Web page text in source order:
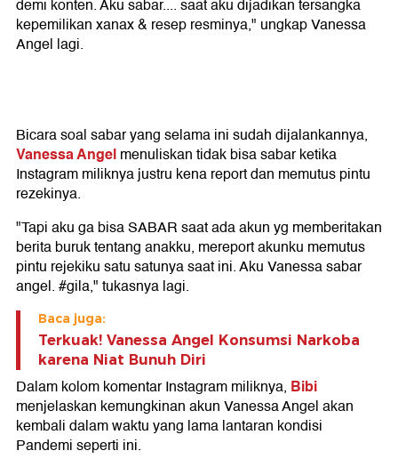
demi konten. Aku sabar.... saat aku dijadikan tersangka
kepemilikan xanax & resep resminya," ungkap Vanessa
Angel lagi.
Bicara soal sabar yang selama ini sudah dijalankannya,
Vanessa Angelmenuliskan tidak bisa sabar ketika
Instagram miliknya justru kena report dan memutus pintu
rezekinya.
"Tapi aku ga bisa SABAR saat ada akun yg memberitakan
berita buruk tentang anakku, mereport akunku memutus
pintu rejekiku satu satunya saat ini. Aku Vanessa sabar
angel. #gila," tukasnya lagi.
Baca juga:
Terkuak! Vanessa Angel Konsumsi Narkoba
karena Niat Bunuh Diri
Dalam kolom komentar Instagram miliknya, Bibi
menjelaskan kemungkinan akun Vanessa Angel akan
kembali dalam waktu yang lama lantaran kondisi
Pandemi seperti ini.